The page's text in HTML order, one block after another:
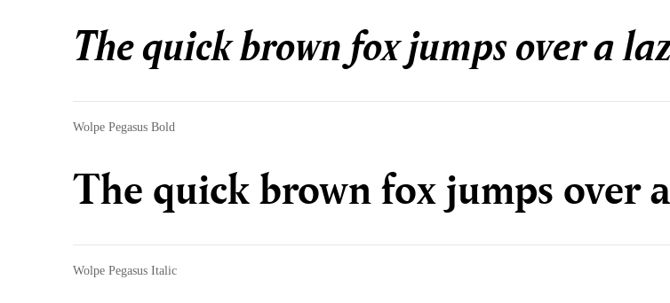
The quick brown fox jumps over a
Wolpe Pegasus Bold
The quick brown fox jumps over
Wolpe Pegasus Italic